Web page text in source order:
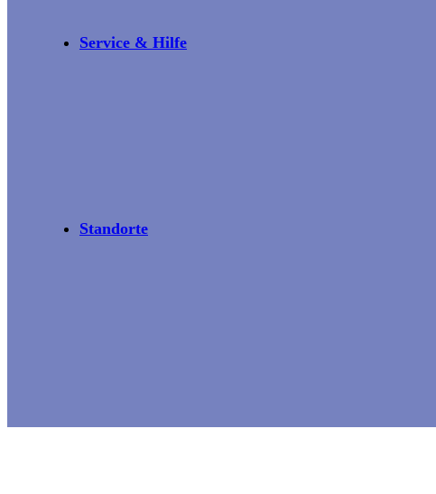
Service & Hilfe
Standorte